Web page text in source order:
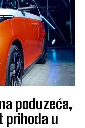
poduzeća,
prihoda u